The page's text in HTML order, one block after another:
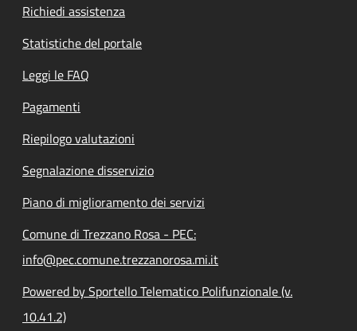
Richiedi assistenza
Statistiche del portale
Leggi le FAQ
Pagamenti
Riepilogo valutazioni
Segnalazione disservizio
Piano di miglioramento dei servizi
Comune di Trezzano Rosa - PEC:
info@pec.comune.trezzanorosa.mi.it
Powered by Sportello Telematico Polifunzionale (v.
10.41.2)